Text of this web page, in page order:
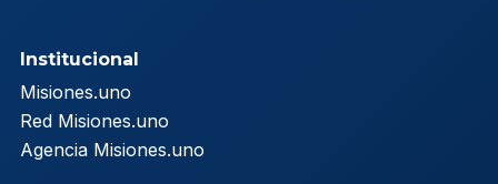
Institucional
Misiones.uno
Red Misiones.uno
Agencia Misiones.uno